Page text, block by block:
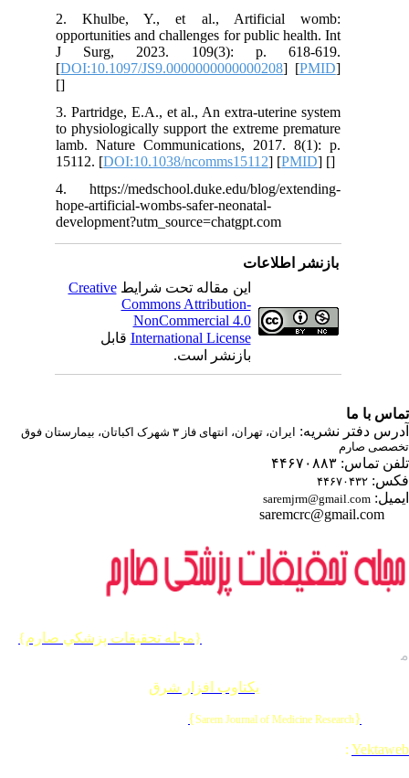
2. Khulbe, Y., et al., Artificial womb:
opportunities and challenges for public health. Int
J Surg, 2023. 109(3): p. 618-619.
[DOI:10.1097/JS9.0000000000000208 ] [PMID
3. Partridge, E.A., et al., An extra-uterine system
to physiologically support the extreme premature
lamb. Nature Communications, 2017. 8(1): p.
15112. [DOI:10.1038/ncomms15112] [PMID] [
4. https://medschool.duke.edu/blog/extending-
hope-artificial-wombs-safer-neonatal-
development?utm_source=chatgpt.com
بازنشر اطلاعات
این مقاله تحت شرایطCreative
Commons Attribution-
NonCommercial 4.0
International Licenseقابل
بازنشر است.
با ما
دفتر نشریه:
ایران، تهران، انتهای فاز ۳ شهرک اکباتان، بیمارستان فوق
صارم
تماس: ۴۴۶۷۰۸۸۳
۴۴۶۷۰۴۳۲
saremjrm@gmail.com
saremcrc@gmail.com
{مجله تحقيقات پزشكي صارم}
باشد.
یکتاوب افزار شرق
{Sarem Journal of Medicine Research
Designed & Developed by: